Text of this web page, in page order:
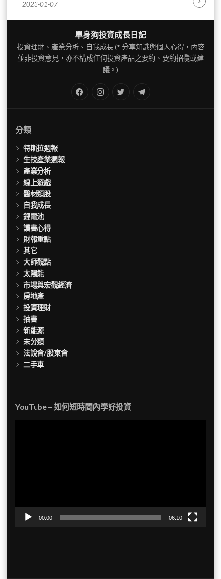
2023-01-07
單身狗投資成長日記
投資理財、產業分析、自我成長 (* 分享知識與個人心得，內容
並非投資意見，亦不構成任何投資產品之要約、要約招攬或建
議。)
Twitter
分類
特斯拉週報
生技產業週報
產業分析
線上遊戲
醫材類股
自我成長
鋰電池
讀書心得
財報重點
其它
大師觀點
太陽能
市場與宏觀經濟
房地產
投資理財
抽書
新能源
未分類
法說會/股東會
二手車
YouTube – 如何短時間內學好投資
00:00 06:10